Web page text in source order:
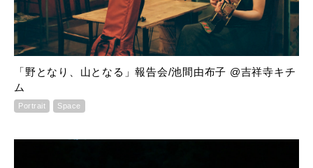
「野となり、山となる」報告会/池間由布子 @吉祥寺キチ
ム
Portrait Space